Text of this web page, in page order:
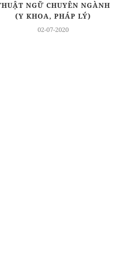
NGỮ CHUYÊN NGÀNH
(Y KHOA, PHÁP LÝ)
02-07-2020